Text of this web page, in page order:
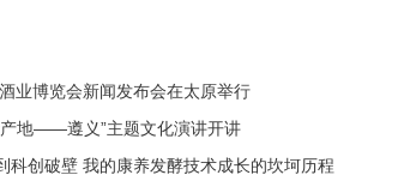
业博览会新闻发布会在太原举行
产地——遵义”主题文化演讲开讲
科创破壁 我的康养发酵技术成长的坎坷历程